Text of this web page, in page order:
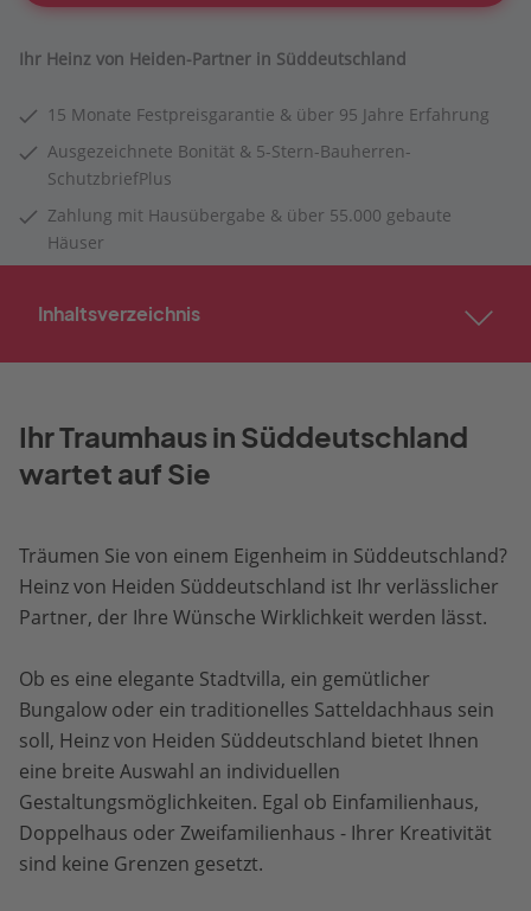
Ihr Heinz von Heiden-Partner in Süddeutschland
15 Monate Festpreisgarantie & über 95 Jahre Erfahrung
Ausgezeichnete Bonität & 5-Stern-Bauherren-
SchutzbriefPlus
Zahlung mit Hausübergabe & über 55.000 gebaute
Häuser
Inhaltsverzeichnis
Ihr Traumhaus in Süddeutschland
wartet auf Sie
Träumen Sie von einem Eigenheim in Süddeutschland?
Heinz von Heiden Süddeutschland ist Ihr verlässlicher
Partner, der Ihre Wünsche Wirklichkeit werden lässt.
Ob es eine elegante Stadtvilla, ein gemütlicher
Bungalow oder ein traditionelles Satteldachhaus sein
soll, Heinz von Heiden Süddeutschland bietet Ihnen
eine breite Auswahl an individuellen
Gestaltungsmöglichkeiten. Egal ob Einfamilienhaus,
Doppelhaus oder Zweifamilienhaus - Ihrer Kreativität
sind keine Grenzen gesetzt.